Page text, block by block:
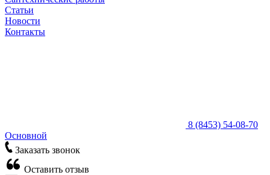
Статьи
Новости
Контакты
8 (8453) 54-08-70
Основной
Заказать звонок
Оставить отзыв